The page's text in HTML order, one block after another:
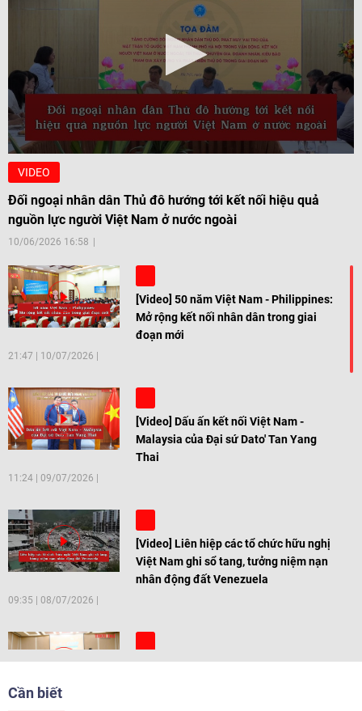
VIDEO
Đối ngoại nhân dân Thủ đô hướng tới kết nối hiệu quả
nguồn lực người Việt Nam ở nước ngoài
10/06/2026 16:58
[Video] 50 năm Việt Nam - Philippines:
Mở rộng kết nối nhân dân trong giai
đoạn mới
21:47 | 10/07/2026
[Video] Dấu ấn kết nối Việt Nam -
Malaysia của Đại sứ Dato' Tan Yang
Thai
11:24 | 09/07/2026
[Video] Liên hiệp các tổ chức hữu nghị
Việt Nam ghi sổ tang, tưởng niệm nạn
nhân động đất Venezuela
09:35 | 08/07/2026
[Video] Trẻ em Đông Á cùng kiến tạo
Cần biết